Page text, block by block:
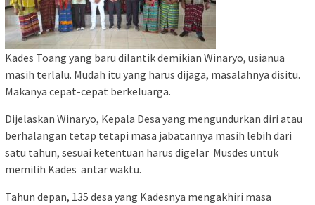
Kades Toang yang baru dilantik demikian Winaryo, usianua
masih terlalu. Mudah itu yang harus dijaga, masalahnya disitu.
Makanya cepat-cepat berkeluarga.
Dijelaskan Winaryo, Kepala Desa yang mengundurkan diri atau
berhalangan tetap tetapi masa jabatannya masih lebih dari
satu tahun, sesuai ketentuan harus digelar Musdes untuk
memilih Kades antar waktu.
Tahun depan, 135 desa yang Kadesnya mengakhiri masa